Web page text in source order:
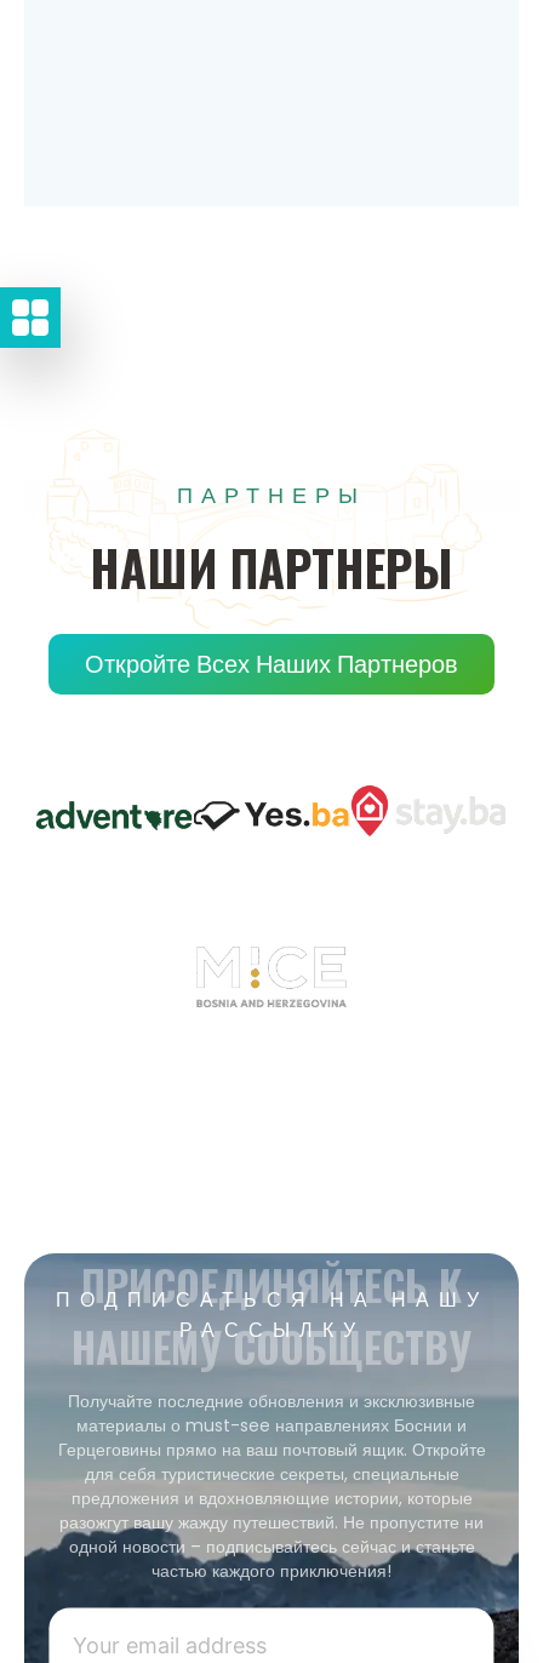
ПАРТНЕРЫ
НАШИ ПАРТНЕРЫ
Откройте Всех Наших Партнеров
ПОДПИСАТЬСЯ НА НАШУ
РАССЫЛКУ
ПРИСОЕДИНЯЙТЕСЬ К
НАШЕМУ СООБЩЕСТВУ
Получайте последние обновления и эксклюзивные
материалы о must-see направлениях Боснии и
Герцеговины прямо на ваш почтовый ящик. Откройте
для себя туристические секреты, специальные
предложения и вдохновляющие истории, которые
разожгут вашу жажду путешествий. Не пропустите ни
одной новости – подписывайтесь сейчас и станьте
частью каждого приключения!